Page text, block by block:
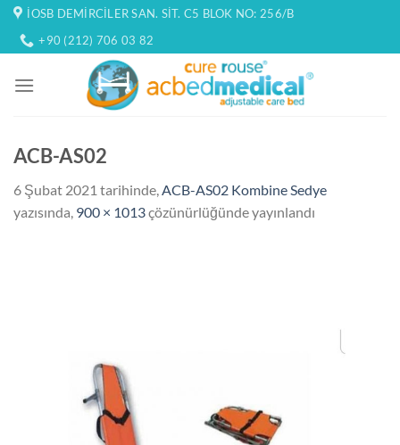
İçeriğe
atla
İOSB DEMIRCILER SAN. SIT. C5 BLOK NO: 256/B
+90 (212) 706 03 82
ACB-AS02
6 Şubat 2021 tarihinde,ACB-AS02 Kombine Sedye
yazısında, 900 × 1013çözünürlüğünde yayınlandı